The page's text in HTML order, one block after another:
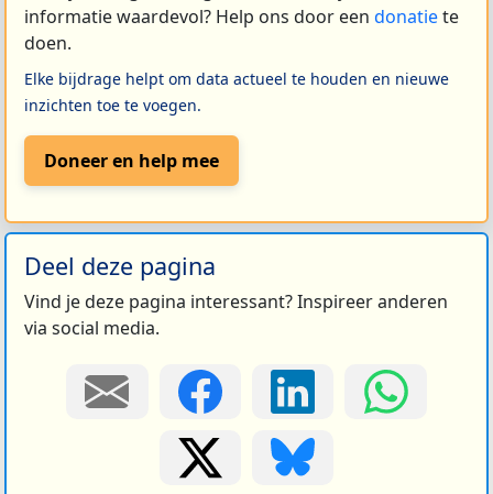
informatie waardevol? Help ons door een donatiete
doen.
Elke bijdrage helpt om data actueel te houden en nieuwe
inzichten toe te voegen.
Doneer en help mee
Deel deze pagina
Vind je deze pagina interessant? Inspireer anderen
via social media.